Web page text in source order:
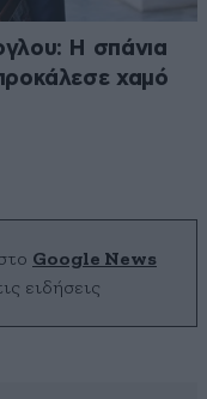
Η σπάνια
χαμό
Google News
ειδήσεις